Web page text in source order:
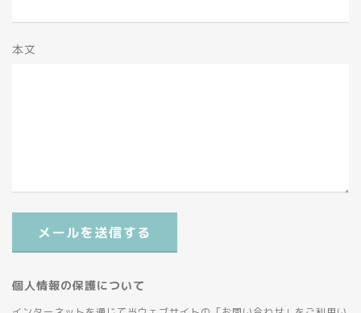
本文
メールを送信する
個人情報の保護について